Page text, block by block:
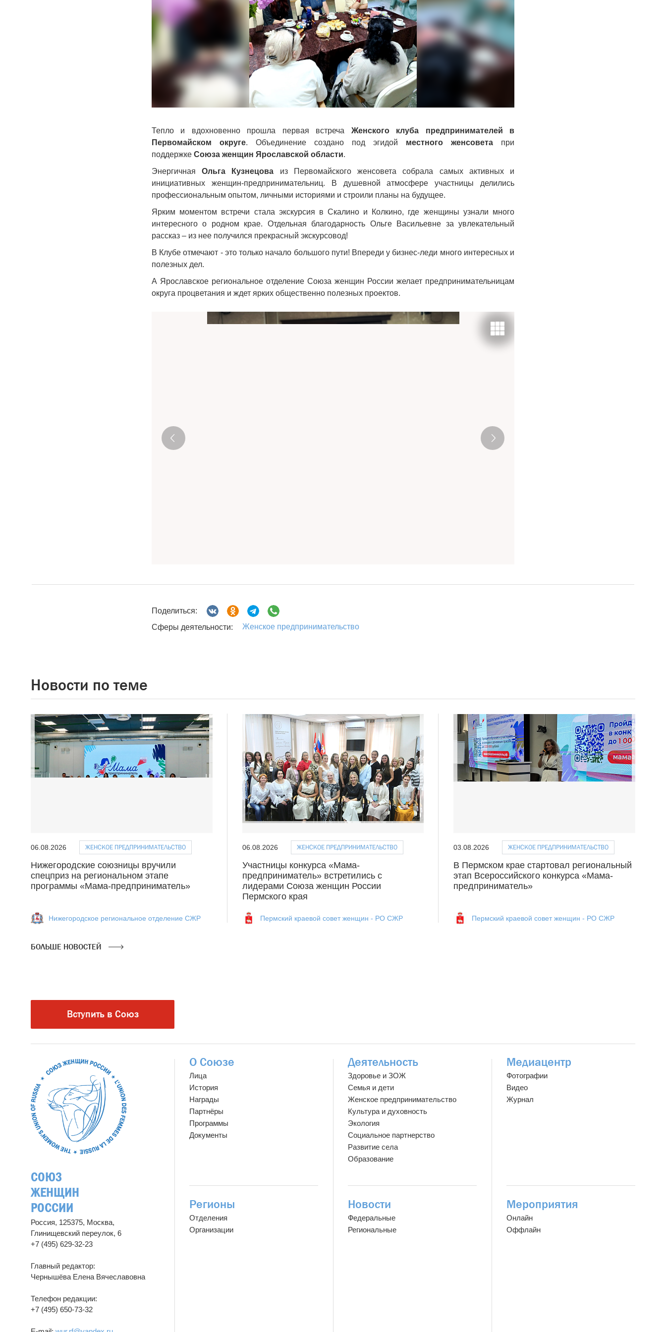
Тепло и вдохновенно прошла первая встреча Женского клуба предпринимателей в
Первомайском округе. Объединение создано под эгидой местного женсовета при
поддержке Союза женщин Ярославской области.
ЭнергичнаяОльга Кузнецова из Первомайского женсовета собрала самых активных и
инициативных женщин-предпринимательниц. В душевной атмосфере участницы делились
профессиональным опытом, личными историями и строили планы на будущее.
Ярким моментом встречи стала экскурсия в Скалино и Колкино, где женщины узнали много
интересного о родном крае. Отдельная благодарность Ольге Васильевне за увлекательный
рассказ – из нее получился прекрасный экскурсовод!
В Клубе отмечают - это только начало большого пути! Впереди у бизнес-леди много интересных и
полезных дел.
А Ярославское региональное отделение Союза женщин России желает предпринимательницам
округа процветания и ждет ярких общественно полезных проектов.
Поделиться:
Сферы деятельности:
Женское предпринимательство
Новости по теме
06.08.2026 ЖЕНСКОЕ ПРЕДПРИНИМАТЕЛЬСТВО
Нижегородские союзницы вручили
спецприз на региональном этапе
программы «Мама-предприниматель»
Нижегородское региональное отделение СЖР
06.08.2026 ЖЕНСКОЕ ПРЕДПРИНИМАТЕЛЬСТВО
Участницы конкурса «Мама-
предприниматель» встретились с
лидерами Союза женщин России
Пермского края
Пермский краевой совет женщин - РО СЖР
03.08.2026 ЖЕНСКОЕ ПРЕДПРИНИМАТЕЛЬСТВО
В Пермском крае стартовал региональный
этап Всероссийского конкурса «Мама-
предприниматель»
Пермский краевой совет женщин - РО СЖР
БОЛЬШЕ НОВОСТЕЙ
Вступить в Союз
О Союзе
Лица
История
Награды
Партнёры
Программы
Документы
Деятельность
Здоровье и ЗОЖ
Семья и дети
Женское предпринимательство
Культура и духовность
Экология
Социальное партнерство
Развитие села
Образование
Медиацентр
Фотографии
Видео
Журнал
Регионы
Отделения
Организации
Новости
Федеральные
Региональные
Мероприятия
Онлайн
Оффлайн
СОЮЗ
ЖЕНЩИН
РОССИИ
Россия, 125375, Москва,
Глинищевский переулок, 6
+7 (495) 629-32-23
Главный редактор:
Чернышёва Елена Вячеславовна
Телефон редакции:
+7 (495) 650-73-32